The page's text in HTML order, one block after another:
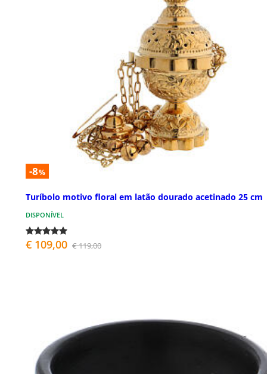
-8%
Turíbolo motivo floral em latão dourado acetinado 25 cm
DISPONÍVEL
€ 109,00 € 119,00